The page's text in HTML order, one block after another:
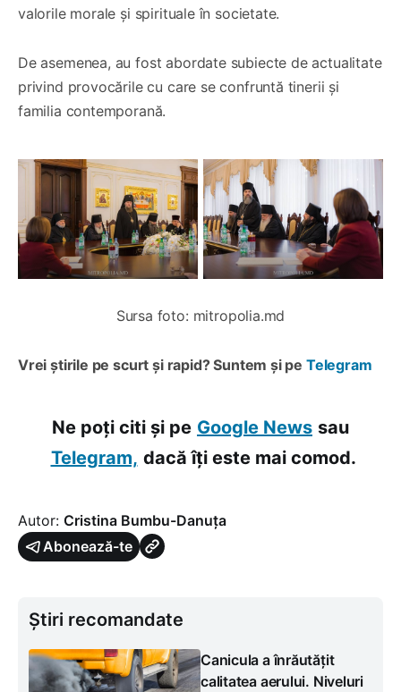
valorile morale și spirituale în societate.
De asemenea, au fost abordate subiecte de actualitate
privind provocările cu care se confruntă tinerii și
familia contemporană.
Sursa foto: mitropolia.md
Vrei știrile pe scurt și rapid? Suntem și pe Telegram
Ne poți citi și pe Google News sau
Telegram, dacă îți este mai comod.
Autor: Cristina Bumbu-Danuța
Abonează-te
Știri recomandate
Canicula a înrăutățit
calitatea aerului. Niveluri